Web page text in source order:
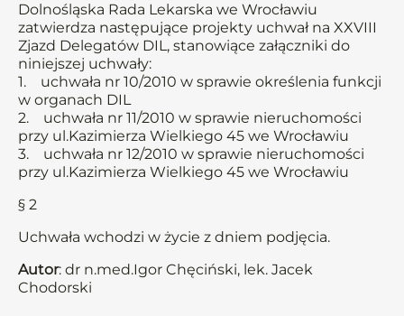
Dolnośląska Rada Lekarska we Wrocławiu
zatwierdza następujące projekty uchwał na XXVIII
Zjazd Delegatów DIL, stanowiące załączniki do
niniejszej uchwały:
1. uchwała nr 10/2010 w sprawie określenia funkcji
w organach DIL
2. uchwała nr 11/2010 w sprawie nieruchomości
przy ul.Kazimierza Wielkiego 45 we Wrocławiu
3. uchwała nr 12/2010 w sprawie nieruchomości
przy ul.Kazimierza Wielkiego 45 we Wrocławiu
§ 2
Uchwała wchodzi w życie z dniem podjęcia.
Autor: dr n.med.Igor Chęciński, lek. Jacek
Chodorski